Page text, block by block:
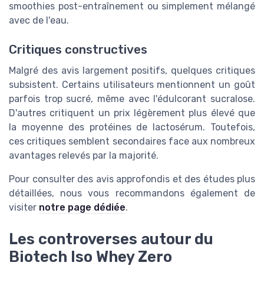
smoothies post-entraînement ou simplement mélangé
avec de l'eau.
Critiques constructives
Malgré des avis largement positifs, quelques critiques
subsistent. Certains utilisateurs mentionnent un goût
parfois trop sucré, même avec l'édulcorant sucralose.
D'autres critiquent un prix légèrement plus élevé que
la moyenne des protéines de lactosérum. Toutefois,
ces critiques semblent secondaires face aux nombreux
avantages relevés par la majorité.
Pour consulter des avis approfondis et des études plus
détaillées, nous vous recommandons également de
visiter notre page dédiée.
Les controverses autour du
Biotech Iso Whey Zero